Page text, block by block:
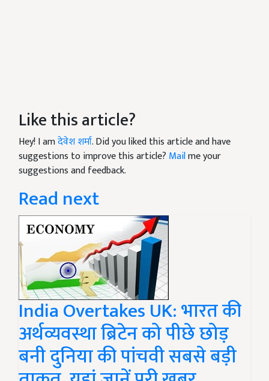
Like this article?
Hey! I amदेवेश शर्मा. Did you liked this article and have
suggestions to improve this article? Mailme your
suggestions and feedback.
Read next
India Overtakes UK: भारत की
अर्थव्यवस्था ब्रिटेन को पीछे छोड़
बनी दुनिया की पांचवी सबसे बड़ी